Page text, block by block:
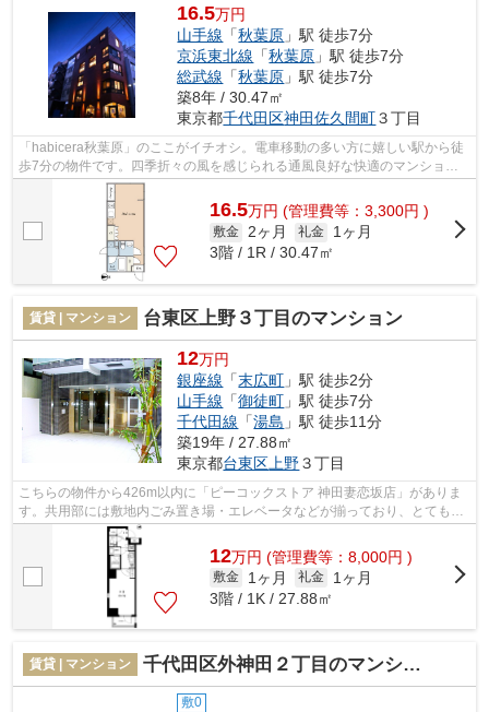
16.5万円
山手線 「秋葉原 」駅 徒歩7分
京浜東北線 「秋葉原 」駅 徒歩7分
総武線 「秋葉原 」駅 徒歩7分
築8年 / 30.47㎡
東京都千代田区神田佐久間町３丁目
「habicera秋葉原」のここがイチオシ。電車移動の多い方に嬉しい駅から徒
歩7分の物件です。四季折々の風を感じられる通風良好な快適のマンション
です。周辺に駅が2つあるので電車での...
16.5万円 (管理費等：3,300円 )
敷金 2ヶ月 礼金
1ヶ月
3階 / 1R / 30.47㎡
賃貸 | マンション 台東区上野３丁目のマンション
12万円
銀座線 「末広町 」駅 徒歩2分
山手線 「御徒町 」駅 徒歩7分
千代田線 「湯島 」駅 徒歩11分
築19年 / 27.88㎡
東京都台東区上野３丁目
こちらの物件から426m以内に「ピーコックストア 神田妻恋坂店」がありま
す。共用部には敷地内ごみ置き場・エレベータなどが揃っており、とても充
実しています。徒歩2分で駅にアクセス...
12万円 (管理費等：8,000円 )
敷金 1ヶ月 礼金
1ヶ月
3階 / 1K / 27.88㎡
賃貸 | マンション 千代田区外神田２丁目のマンション
敷0